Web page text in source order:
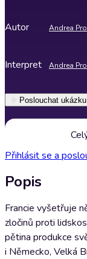
Autor Andrea
Interpret Andrea
Poslouchat ukázku
Přihlásit se a
Popis
Francie vyšetřuje
zločinů proti
pětina produkce
i Německo, Velká